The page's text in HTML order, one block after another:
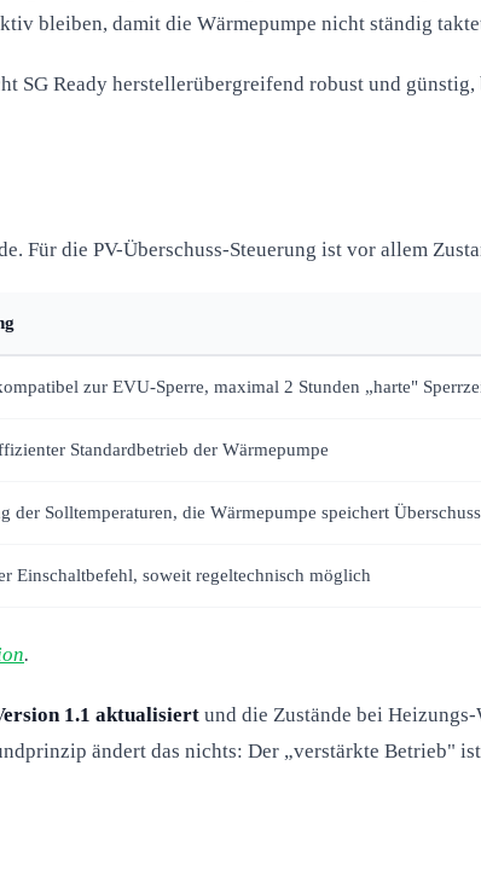
bleiben, damit die Wärmepumpe nicht ständig
SG Ready herstellerübergreifend robust und
Für die PV-Überschuss-Steuerung ist vor allem
zur EVU-Sperre, maximal 2 Stunden „harte"
Standardbetrieb der Wärmepumpe
der Solltemperaturen, die Wärmepumpe speichert
Einschaltbefehl, soweit regeltechnisch möglich
.
1.1 aktualisiert und die Zustände bei
ändert das nichts: Der „verstärkte Betrieb"